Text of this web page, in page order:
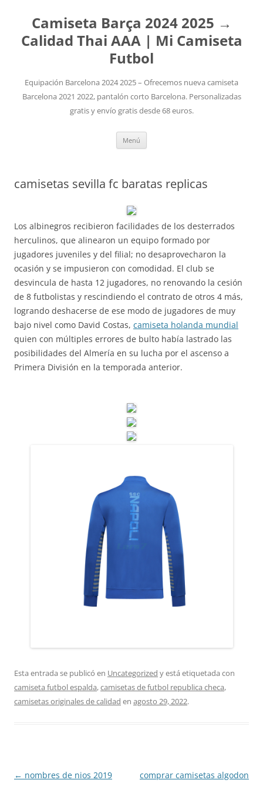
Camiseta Barça 2024 2025 →
Calidad Thai AAA | Mi Camiseta
Futbol
Equipación Barcelona 2024 2025 – Ofrecemos nueva camiseta
Barcelona 2021 2022, pantalón corto Barcelona. Personalizadas
gratis y envío gratis desde 68 euros.
Menú
camisetas sevilla fc baratas replicas
Los albinegros recibieron facilidades de los desterrados
herculinos, que alinearon un equipo formado por
jugadores juveniles y del filial; no desaprovecharon la
ocasión y se impusieron con comodidad. El club se
desvincula de hasta 12 jugadores, no renovando la cesión
de 8 futbolistas y rescindiendo el contrato de otros 4 más,
logrando deshacerse de ese modo de jugadores de muy
bajo nivel como David Costas, camiseta holanda mundial
quien con múltiples errores de bulto había lastrado las
posibilidades del Almería en su lucha por el ascenso a
Primera División en la temporada anterior.
Esta entrada se publicó en Uncategorized y está etiquetada con
camiseta futbol espalda,camisetas de futbol republica checa,
camisetas originales de calidad en agosto 29, 2022.
Navegación
← nombres de nios 2019
comprar camisetas algodon